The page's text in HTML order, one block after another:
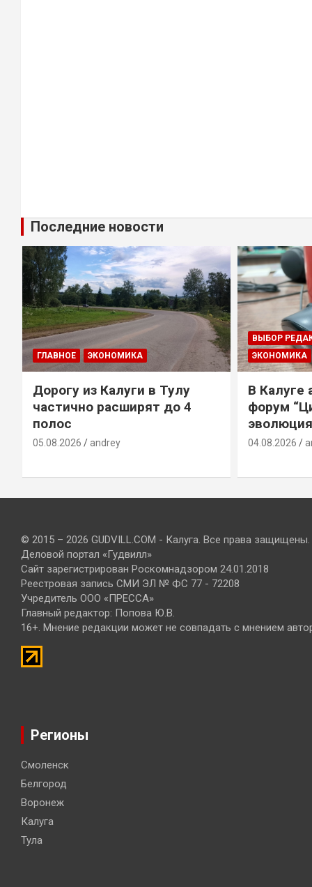
Последние новости
ГЛАВНОЕ ЭКОНОМИКА
Дорогу из Калуги в Тулу
частично расширят до 4
полос
05.08.2026 andrey
ВЫБОР
ЭКОНОМИКА
В Калуге
форум
04.08.2026
© 2015 – 2026 GUDVILL.COM - Калуга. Все права защищены.
Деловой портал «Гудвилл»
Сайт зарегистрирован Роскомнадзором 24.01.2018
Реестровая запись СМИ ЭЛ № ФС 77 - 72208
Учредитель ООО «ПРЕССА»
Главный редактор: Попова Ю.В.
16+. Мнение редакции может не совпадать с мнением
Регионы
Смоленск
Белгород
Воронеж
Калуга
Тула